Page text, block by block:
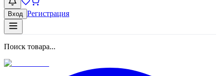
Вход Регистрация
Поиск товара...